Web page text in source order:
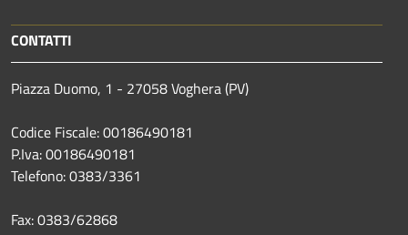
CONTATTI
Piazza Duomo, 1 - 27058 Voghera (PV)
Codice Fiscale: 00186490181
P.Iva: 00186490181
Telefono:0383/3361
Fax:0383/62868